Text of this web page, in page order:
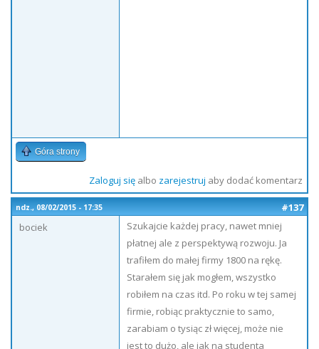
Góra strony
Zaloguj sięalbo zarejestruj aby dodać komentarz
ndz., 08/02/2015 - 17:35
#137
bociek
Szukajcie każdej pracy, nawet mniej
płatnej ale z perspektywą rozwoju. Ja
trafiłem do małej firmy 1800 na rękę.
Starałem się jak mogłem, wszystko
robiłem na czas itd. Po roku w tej samej
firmie, robiąc praktycznie to samo,
zarabiam o tysiąc zł więcej, może nie
jest to dużo, ale jak na studenta